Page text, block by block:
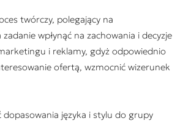
twórczy, polegający na
wpłynąć na zachowania i decyzje
i reklamy, gdyż odpowiednio
ofertą, wzmocnić wizerunek
języka i stylu do grupy